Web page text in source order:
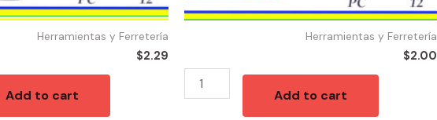
Herramientas y Ferretería
$2.29
Add to cart
Herramientas y Ferretería
$2.00
Add to cart